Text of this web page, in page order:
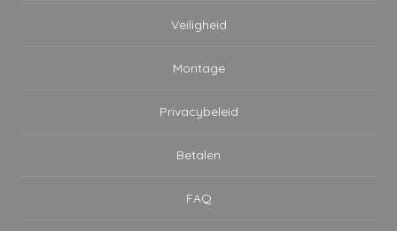
Veiligheid
Montage
Privacybeleid
Betalen
FAQ